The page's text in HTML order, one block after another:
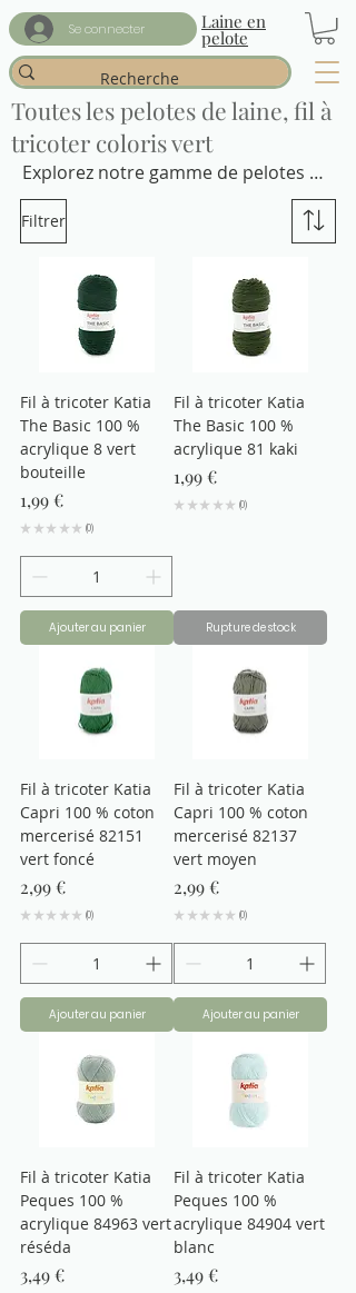
Se connecter Laine en
pelote
Toutes les pelotes de laine, fil à
tricoter coloris vert
Explorez notre gamme de pelotes de
laine verte de qualité supérieure
pour tous vos projets de tricot et de
la couleur verte, une couleur vive et
rafraîchissante qui ajoutera une
touche de nature à vos créations.
Passez votre commande dès
tricoter vert en quelques jours
seulement !
Filtrer
Fil à tricoter Katia
The Basic 100 %
acrylique 8 vert
bouteille
Prix
1,99 €
★ ★ ★ ★ ★ 0
0
Ajouter au panier
Fil à tricoter Katia
The Basic 100 %
acrylique 81 kaki
Prix
1,99 €
★ ★ ★ ★ ★ 0
0
Rupture de stock
Fil à tricoter Katia
Capri 100 % coton
mercerisé 82151
vert foncé
Prix
2,99 €
★ ★ ★ ★ ★ 0
0
Ajouter au panier
Fil à tricoter Katia
Capri 100 % coton
mercerisé 82137
vert moyen
Prix
2,99 €
★ ★ ★ ★ ★ 0
0
Ajouter au panier
Fil à tricoter Katia
Peques 100 %
acrylique 84963 vert
réséda
Prix
3,49 €
Fil à tricoter Katia
Peques 100 %
acrylique 84904 vert
blanc
Prix
3,49 €